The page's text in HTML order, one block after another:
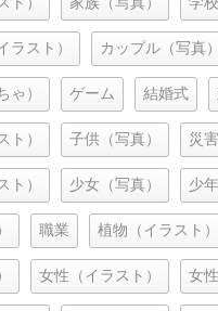
ラスト） カップル（写真）
ゃ） ゲーム 結婚式
ト） 子供（写真） 災害
ト） 少女（写真） 少
職業 植物（イラスト）
女性（イラスト） 女